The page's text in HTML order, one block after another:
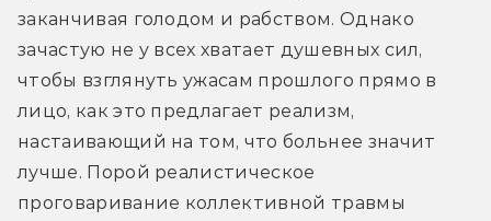
заканчивая голодом и рабством. Однако
зачастую не у всех хватает душевных сил,
чтобы взглянуть ужасам прошлого прямо в
лицо, как это предлагает реализм,
настаивающий на том, что больнее значит
лучше. Порой реалистическое
проговаривание коллективной травмы